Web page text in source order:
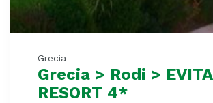
Grecia
Grecia > Rodi > EVITA
RESORT 4*